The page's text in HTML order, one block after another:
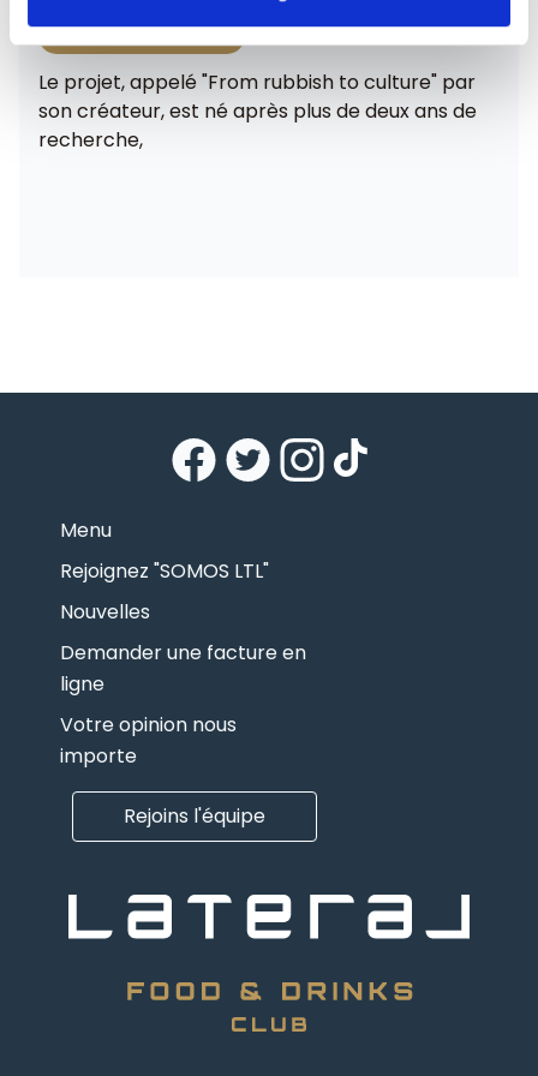
Fleming ( Madrid)
Le projet, appelé "From rubbish to culture" par
son créateur, est né après plus de deux ans de
recherche,
Menu
Rejoignez "SOMOS LTL"
Nouvelles
Demander une facture en
ligne
Votre opinion nous
importe
Rejoins l'équipe